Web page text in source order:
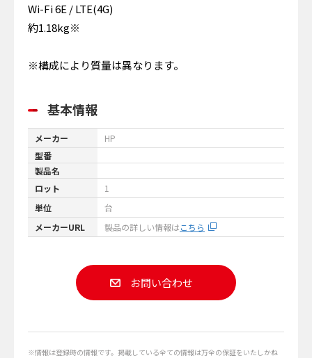
Wi-Fi 6E / LTE(4G)
約1.18kg※
※構成により質量は異なります。
基本情報
メーカー
HP
型番
製品名
ロット
1
単位
台
メーカーURL
製品の詳しい情報はこちら
お問い合わせ
※情報は登録時の情報です。掲載している全ての情報は万全の保証をいたしかね